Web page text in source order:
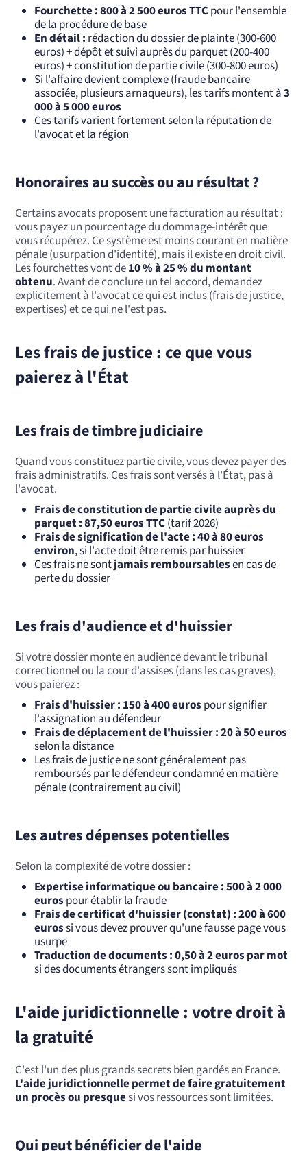
Fourchette : 800 à 2 500 euros TTCpour l'ensemble
de la procédure de base
En détail : rédaction du dossier de plainte (300-600
euros) + dépôt et suivi auprès du parquet (200-400
euros) + constitution de partie civile (300-800 euros)
Si l'affaire devient complexe (fraude bancaire
associée, plusieurs arnaqueurs), les tarifs montent à3
000 à 5 000 euros
Ces tarifs varient fortement selon la réputation de
l'avocat et la région
Honoraires au succès ou au résultat ?
Certains avocats proposent une facturation au résultat :
vous payez un pourcentage du dommage-intérêt que
vous récupérez. Ce système est moins courant en matière
pénale (usurpation d'identité), mais il existe en droit civil.
Les fourchettes vont de10 % à 25 % du montant
obtenu. Avant de conclure un tel accord, demandez
explicitement à l'avocat ce qui est inclus (frais de justice,
expertises) et ce qui ne l'est pas.
Les frais de justice : ce que vous
paierez à l'État
Les frais de timbre judiciaire
Quand vous constituez partie civile, vous devez payer des
frais administratifs. Ces frais sont versés à l'État, pas à
l'avocat.
Frais de constitution de partie civile auprès du
parquet : 87,50 euros TTC(tarif 2026)
Frais de signification de l'acte : 40 à 80 euros
environ, si l'acte doit être remis par huissier
Ces frais ne sontjamais remboursablesen cas de
perte du dossier
Les frais d'audience et d'huissier
Si votre dossier monte en audience devant le tribunal
correctionnel ou la cour d'assises (dans les cas graves),
vous paierez :
Frais d'huissier : 150 à 400 euros pour signifier
l'assignation au défendeur
Frais de déplacement de l'huissier : 20 à 50 euros
selon la distance
Les frais de justice ne sont généralement pas
remboursés par le défendeur condamné en matière
pénale (contrairement au civil)
Les autres dépenses potentielles
Selon la complexité de votre dossier :
Expertise informatique ou bancaire : 500 à 2 000
euros pour établir la fraude
Frais de certificat d'huissier (constat) : 200 à 600
eurossi vous devez prouver qu'une fausse page vous
usurpe
Traduction de documents : 0,50 à 2 euros par mot
si des documents étrangers sont impliqués
L'aide juridictionnelle : votre droit à
la gratuité
C'est l'un des plus grands secrets bien gardés en France.
L'aide juridictionnelle permet de faire gratuitement
un procès ou presquesi vos ressources sont limitées.
Qui peut bénéficier de l'aide